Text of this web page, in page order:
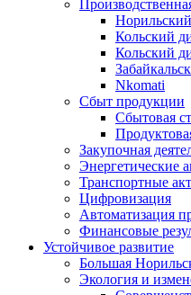
Кольский
Кольский
Nkomati
Сбыт продукции
Сбытовая
Закупочная
Энергетические
Транспортные
Цифровизация
Автоматизация
Финансовые
Устойчивое развитие
Большая
Экология и